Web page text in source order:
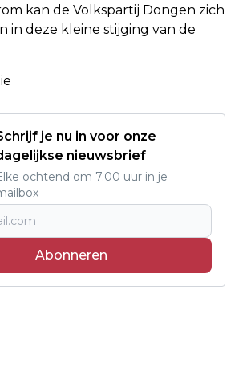
kan de Volkspartij Dongen zich
in deze kleine stijging van de
je nu in voor onze
nieuwsbrief
ochtend om 7.00 uur in je
Abonneren